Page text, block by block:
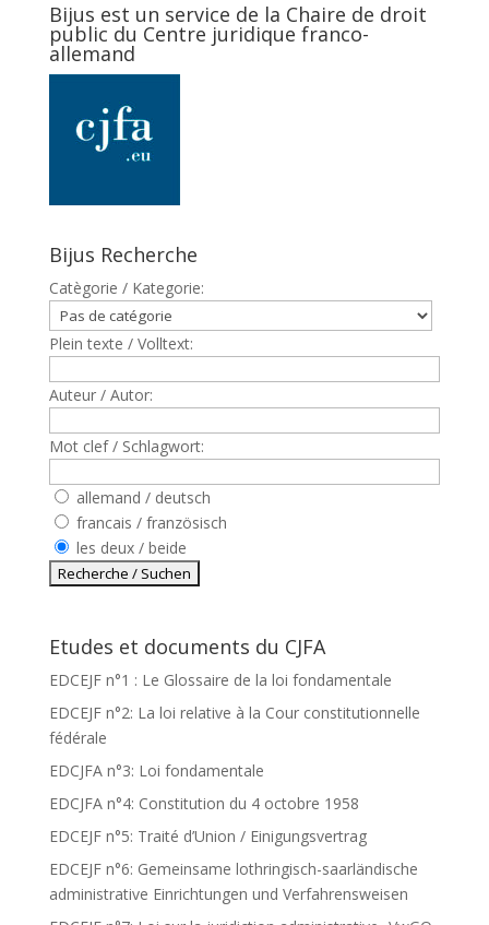
Bijus est un service de la Chaire de droit
public du Centre juridique franco-
allemand
Bijus Recherche
Catègorie / Kategorie:
Plein texte / Volltext:
Auteur / Autor:
Mot clef / Schlagwort:
allemand / deutsch
francais / französisch
les deux / beide
Etudes et documents du CJFA
EDCEJF n°1 : Le Glossaire de la loi fondamentale
EDCEJF n°2: La loi relative à la Cour constitutionnelle
fédérale
EDCJFA n°3: Loi fondamentale
EDCJFA n°4: Constitution du 4 octobre 1958
EDCEJF n°5: Traité d’Union / Einigungsvertrag
EDCEJF n°6: Gemeinsame lothringisch-saarländische
administrative Einrichtungen und Verfahrensweisen